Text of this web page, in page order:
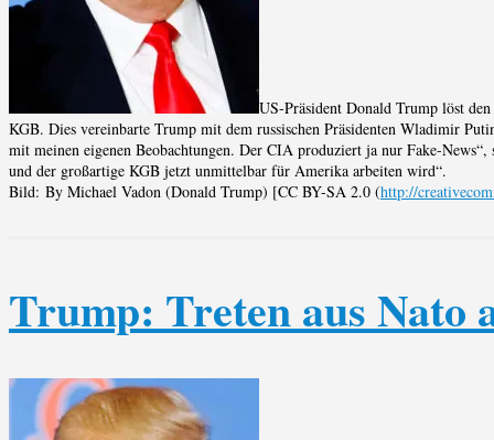
US-Präsident Donald Trump löst
KGB. Dies vereinbarte Trump mit dem russischen Präsidenten Wladimir
mit meinen eigenen Beobachtungen. Der CIA produziert ja nur Fake-
und der großartige KGB jetzt unmittelbar für Amerika arbeiten wird“.
Bild: By Michael Vadon (Donald Trump) [CC BY-SA 2.0 (http://
Trump: Treten aus Nato